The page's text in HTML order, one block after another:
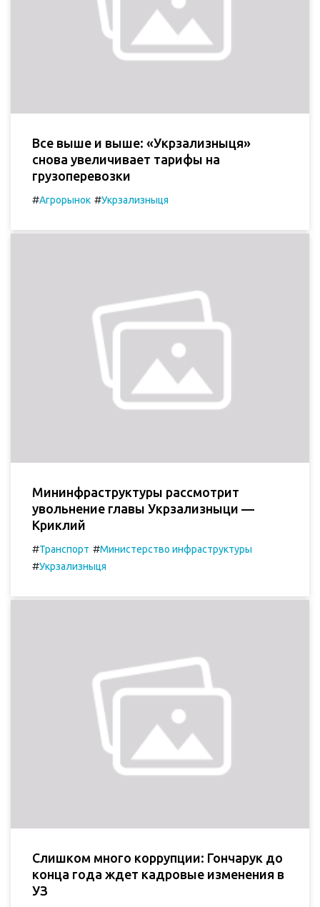
Все выше и выше: «Укрзализныця»
снова увеличивает тарифы на
грузоперевозки
#Агрорынок #Укрзализныця
Мининфраструктуры рассмотрит
увольнение главы Укрзализныци —
Криклий
#Транспорт #Министерство инфраструктуры
#Укрзализныця
Слишком много коррупции: Гончарук до
конца года ждет кадровые изменения в
УЗ